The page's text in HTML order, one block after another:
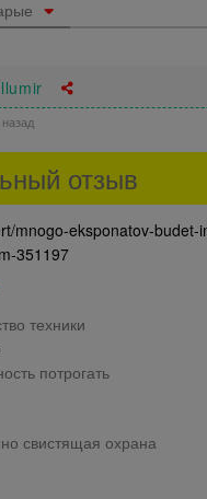
отзыв
mnogo-eksponatov-budet-
351197
техники
потрогать
свистящая охрана